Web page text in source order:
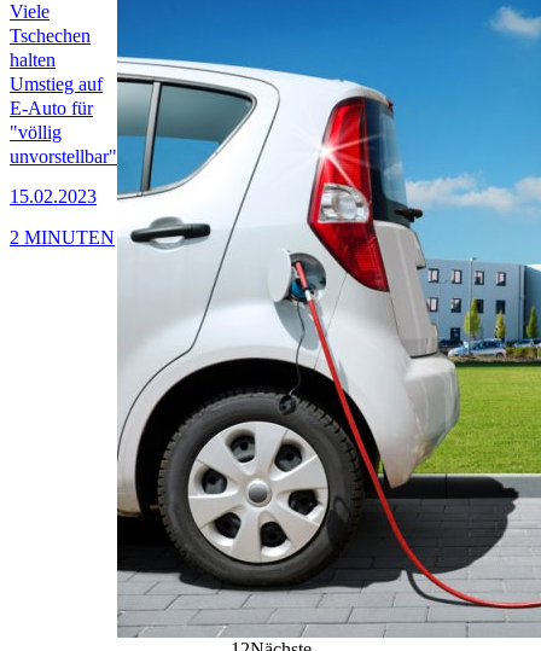
Viele
Tschechen
halten
Umstieg auf
E-Auto für
"völlig
unvorstellbar"
15.02.2023
2 MINUTEN